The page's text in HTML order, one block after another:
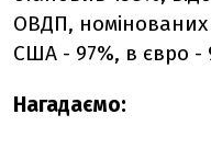
ОВДП, номінованих
США - 97%, в євро -
Нагадаємо: